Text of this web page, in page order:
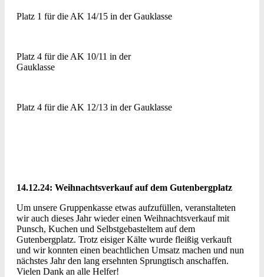
Platz 1 für die AK 14/15 in der Gauklasse
Platz 4 für die AK 10/11 in der
Gauklasse
Platz 4 für die AK 12/13 in der Gauklasse
14.12.24: Weihnachtsverkauf auf dem Gutenbergplatz
Um unsere Gruppenkasse etwas aufzufüllen, veranstalteten
wir auch dieses Jahr wieder einen Weihnachtsverkauf mit
Punsch, Kuchen und Selbstgebasteltem auf dem
Gutenbergplatz. Trotz eisiger Kälte wurde fleißig verkauft
und wir konnten einen beachtlichen Umsatz machen und nun
nächstes Jahr den lang ersehnten Sprungtisch anschaffen.
Vielen Dank an alle Helfer!